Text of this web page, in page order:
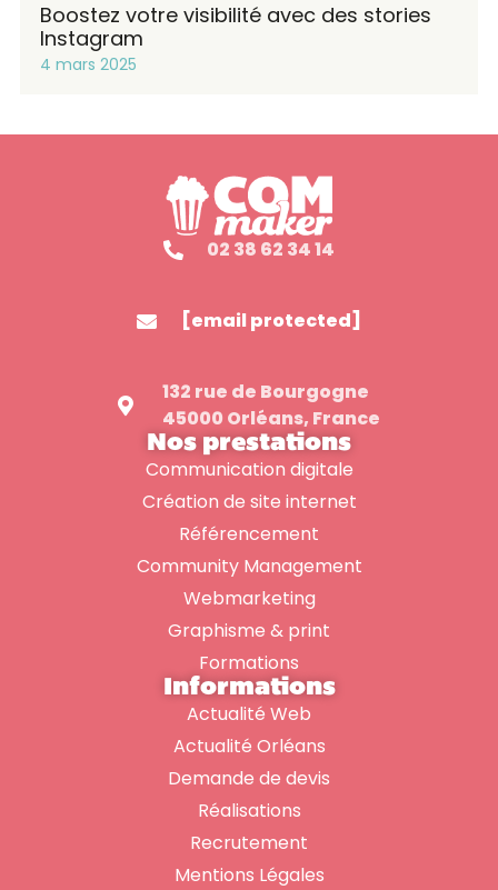
Boostez votre visibilité avec des stories
Instagram
4 mars 2025
02 38 62 34 14
[email protected]
132 rue de Bourgogne
45000 Orléans, France
Nos prestations
Communication digitale
Création de site internet
Référencement
Community Management
Webmarketing
Graphisme & print
Formations
Informations
Actualité Web
Actualité Orléans
Demande de devis
Réalisations
Recrutement
Mentions Légales